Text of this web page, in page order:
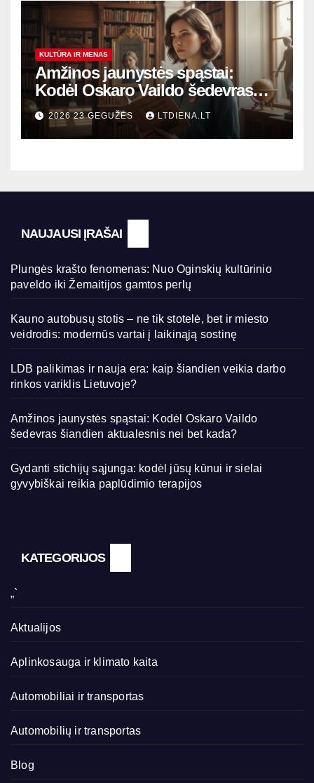
KULTŪRA IR MENAS
Amžinos jaunystės spąstai:
Kodėl Oskaro Vaildo šedevras
šiandien aktualesnis nei bet
kada?
2026 23 GEGUŽĖS LTDIENA.LT
NAUJAUSI ĮRAŠAI
Plungės krašto fenomenas: Nuo Oginskių kultūrinio
paveldo iki Žemaitijos gamtos perlų
Kauno autobusų stotis – ne tik stotelė, bet ir miesto
veidrodis: modernūs vartai į laikinąją sostinę
LDB palikimas ir nauja era: kaip šiandien veikia darbo
rinkos variklis Lietuvoje?
Amžinos jaunystės spąstai: Kodėl Oskaro Vaildo
šedevras šiandien aktualesnis nei bet kada?
Gydanti stichijų sąjunga: kodėl jūsų kūnui ir sielai
gyvybiškai reikia paplūdimio terapijos
KATEGORIJOS
„`
Aktualijos
Aplinkosauga ir klimato kaita
Automobiliai ir transportas
Automobilių ir transportas
Blog